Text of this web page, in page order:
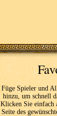
Füge Spieler und
hinzu, um schnell
Klicken Sie einfach
Seite des